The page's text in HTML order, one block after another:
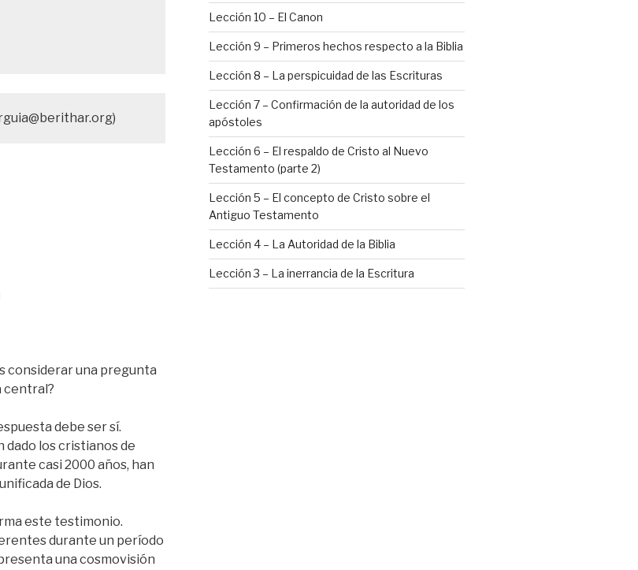
considerar una pregunta
central?
debe ser sí.
dado los cristianos de
casi 2000 años, han
de Dios.
este testimonio.
durante un período
una cosmovisión
Lección 10 – El Canon
Lección 9 – Primeros hechos respecto a la Biblia
Lección 8 – La perspicuidad de las Escrituras
Lección 7 – Confirmación de la autoridad de los
apóstoles
Lección 6 – El respaldo de Cristo al Nuevo
Testamento (parte 2)
Lección 5 – El concepto de Cristo sobre el
Antiguo Testamento
Lección 4 – La Autoridad de la Biblia
Lección 3 – La inerrancia de la Escritura